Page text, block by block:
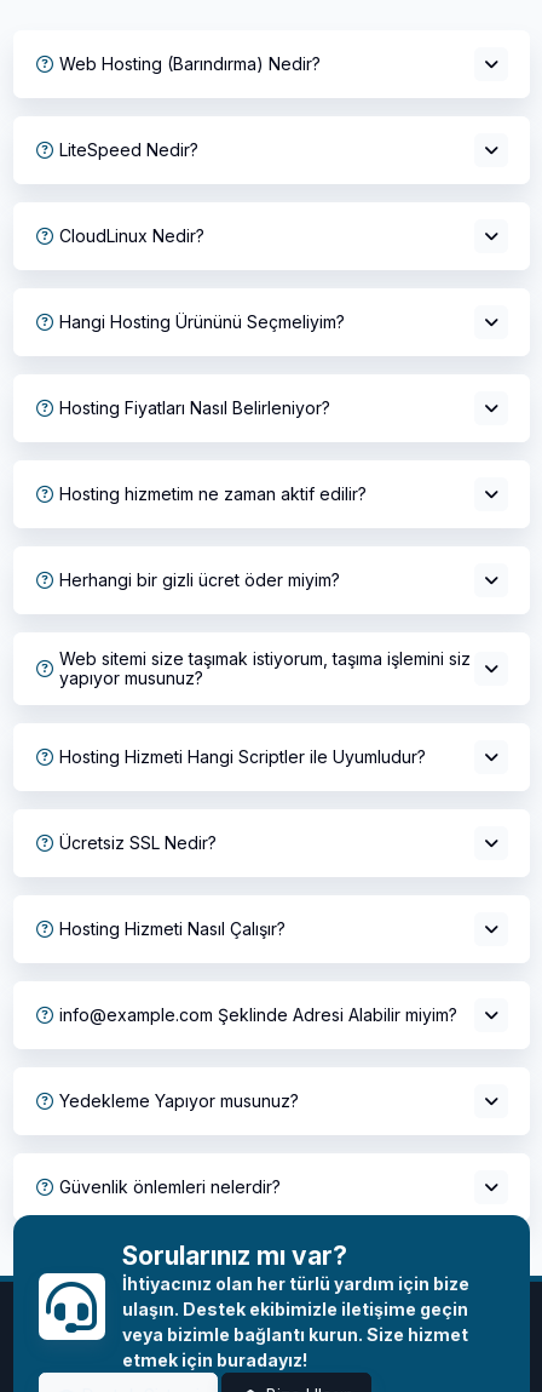
Web Hosting (Barındırma) Nedir?
LiteSpeed Nedir?
CloudLinux Nedir?
Hangi Hosting Ürününü Seçmeliyim?
Hosting Fiyatları Nasıl Belirleniyor?
Hosting hizmetim ne zaman aktif edilir?
Herhangi bir gizli ücret öder miyim?
Web sitemi size taşımak istiyorum, taşıma işlemini siz
yapıyor musunuz?
Hosting Hizmeti Hangi Scriptler ile Uyumludur?
Ücretsiz SSL Nedir?
Hosting Hizmeti Nasıl Çalışır?
info@example.com Şeklinde Adresi Alabilir miyim?
Yedekleme Yapıyor musunuz?
Güvenlik önlemleri nelerdir?
Sorularınız mı var?
İhtiyacınız olan her türlü yardım için bize
ulaşın. Destek ekibimizle iletişime geçin
veya bizimle bağlantı kurun. Size hizmet
etmek için buradayız!